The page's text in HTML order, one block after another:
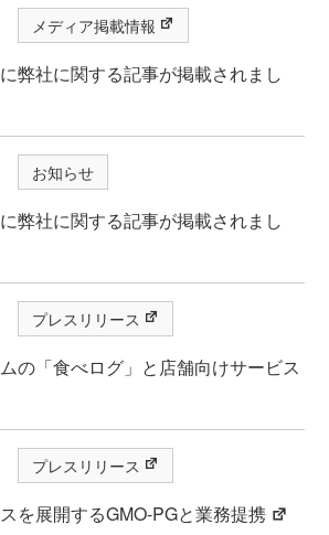
メディア掲載情報
弊社に関する記事が掲載されまし
お知らせ
弊社に関する記事が掲載されまし
プレスリリース
の「食べログ」と店舗向けサービス
プレスリリース
を展開するGMO-PGと業務提携